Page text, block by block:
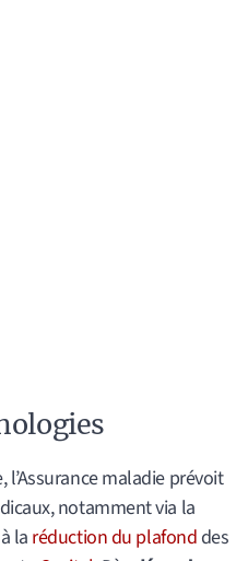
maladie prévoit
notamment via la
laréduction du plafond des